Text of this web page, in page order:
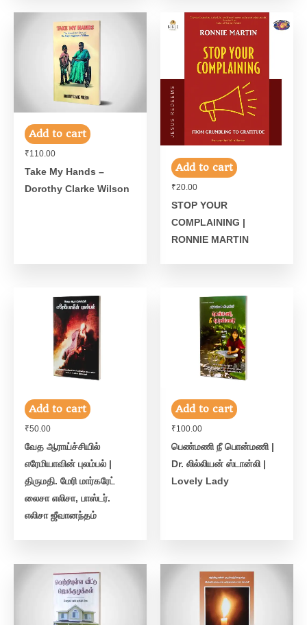
Add to cart
₹110.00
Take My Hands –
Dorothy Clarke Wilson
Add to cart
₹20.00
STOP YOUR
COMPLAINING |
RONNIE MARTIN
Add to cart
₹50.00
வேத ஆராய்ச்சியில்
எரேமியாவின் புலம்பல் |
திருமதி. மேரி மார்கரேட்
லைசா எலிசா, பாஸ்டர்.
எலிசா ஜீவானந்தம்
Add to cart
₹100.00
பெண்மணி நீ பொன்மணி |
Dr. லில்லியன் ஸ்டான்லி |
Lovely Lady